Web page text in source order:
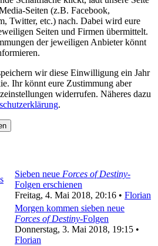
Seiten (z.B. Facebook,
Twitter, etc.) nach. Dabei wird eure
Seiten und Firmen übermittelt.
der jeweiligen Anbieter könnt
wir diese Einwilligung ein Jahr
Ihr könnt eure Zustimmung aber
widerrufen. Näheres dazu
.
Sieben neue Forces of Destiny-
Folgen erschienen
Freitag, 4. Mai 2018, 20:16 • Florian
Morgen kommen sieben neue
Forces of Destiny-Folgen
Donnerstag, 3. Mai 2018, 19:15 •
Florian